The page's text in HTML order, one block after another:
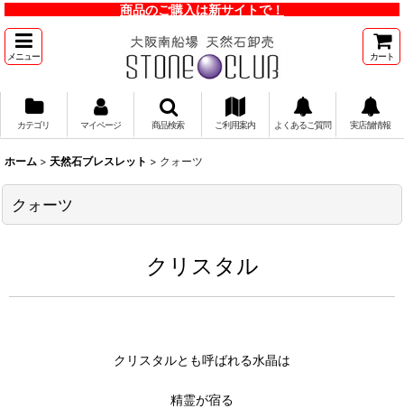
商品のご購入は新サイトで！
メニュー カート
カテゴリ マイページ 商品検索 ご利用案内 よくあるご質問 実店舗情報
ホーム > 天然石ブレスレット > クォーツ
クォーツ
クリスタル
クリスタルとも呼ばれる水晶は
精霊が宿る